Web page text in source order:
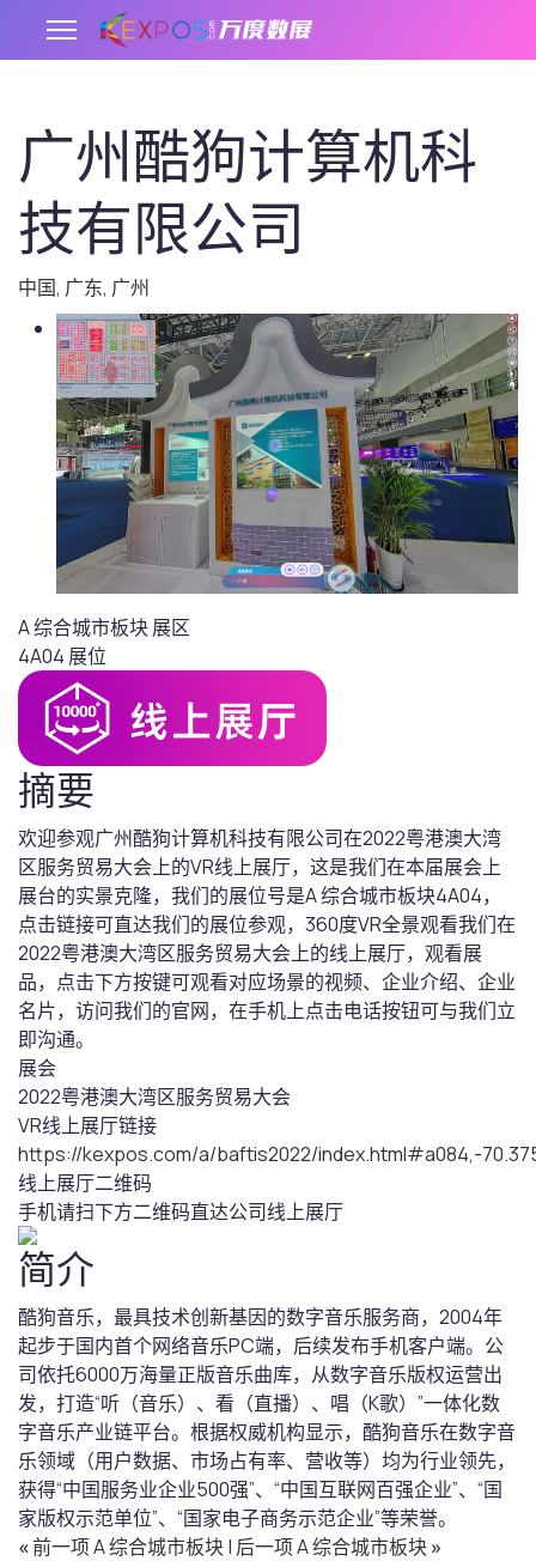
广州酷狗计算机科
技有限公司
中国, 广东, 广州
A 综合城市板块展区
4A04 展位
摘要
欢迎参观广州酷狗计算机科技有限公司在2022粤港澳大湾
区服务贸易大会上的VR线上展厅，这是我们在本届展会上
展台的实景克隆，我们的展位号是A 综合城市板块4A04，
点击链接可直达我们的展位参观，360度VR全景观看我们在
2022粤港澳大湾区服务贸易大会上的线上展厅，观看展
品，点击下方按键可观看对应场景的视频、企业介绍、企业
名片，访问我们的官网，在手机上点击电话按钮可与我们立
即沟通。
展会
2022粤港澳大湾区服务贸易大会
VR线上展厅链接
https://kexpos.com/a/baftis2022/index.html#a084,-
线上展厅二维码
手机请扫下方二维码直达公司线上展厅
简介
酷狗音乐，最具技术创新基因的数字音乐服务商，2004年
起步于国内首个网络音乐PC端，后续发布手机客户端。公
司依托6000万海量正版音乐曲库，从数字音乐版权运营出
发，打造“听（音乐）、看（直播）、唱（K歌）”一体化数
字音乐产业链平台。根据权威机构显示，酷狗音乐在数字音
乐领域（用户数据、市场占有率、营收等）均为行业领先，
获得“中国服务业企业500强”、“中国互联网百强企业”、“国
家版权示范单位”、“国家电子商务示范企业”等荣誉。
«前一项 A 综合城市板块| 后一项 A 综合城市板块»